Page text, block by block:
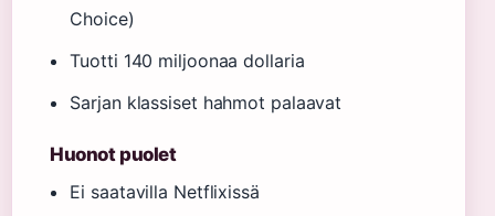
Choice)
Tuotti 140 miljoonaa dollaria
Sarjan klassiset hahmot palaavat
Huonot puolet
Ei saatavilla Netflixissä